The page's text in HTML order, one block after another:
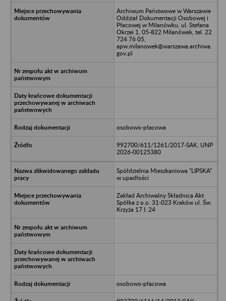
Archiwum Państwowe w Warszawie
Oddział Dokumentacji Osobowej i
Płacowej w Milanówku, ul. Stefana
Okrzei 1, 05-822 Milanówek, tel. 22
724 76 05,
apw.milanowek@warszawa.archiwa.
gov.pl
osobowo-płacowa
992700/611/1261/2017-SAK, UNP
2026-00125380
Spółdzielnia Mieszkaniowa "LIPSKA"
w upadłości
Zakład Archiwalny Składnica Akt
Spółka z o.o. 31-023 Kraków ul. Św.
Krzyża 17 I. 24
osobowo-płacowa